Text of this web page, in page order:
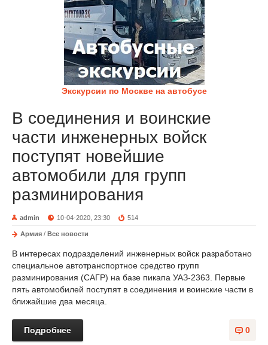
Экскурсии по Москве на автобусе
В соединения и воинские
части инженерных войск
поступят новейшие
автомобили для групп
разминирования
admin 10-04-2020, 23:30 514
Армия / Все новости
В интересах подразделений инженерных войск разработано
специальное автотранспортное средство групп
разминирования (САГР) на базе пикапа УАЗ-2363. Первые
пять автомобилей поступят в соединения и воинские части в
ближайшие два месяца.
0
Подробнее